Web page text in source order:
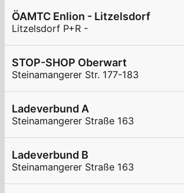
ÖAMTC Enlion - Litzelsdorf
Litzelsdorf P+R -
STOP-SHOP Oberwart
Steinamangerer Str. 177-183
Ladeverbund A
Steinamangerer Straße 163
Ladeverbund B
Steinamangerer Straße 163